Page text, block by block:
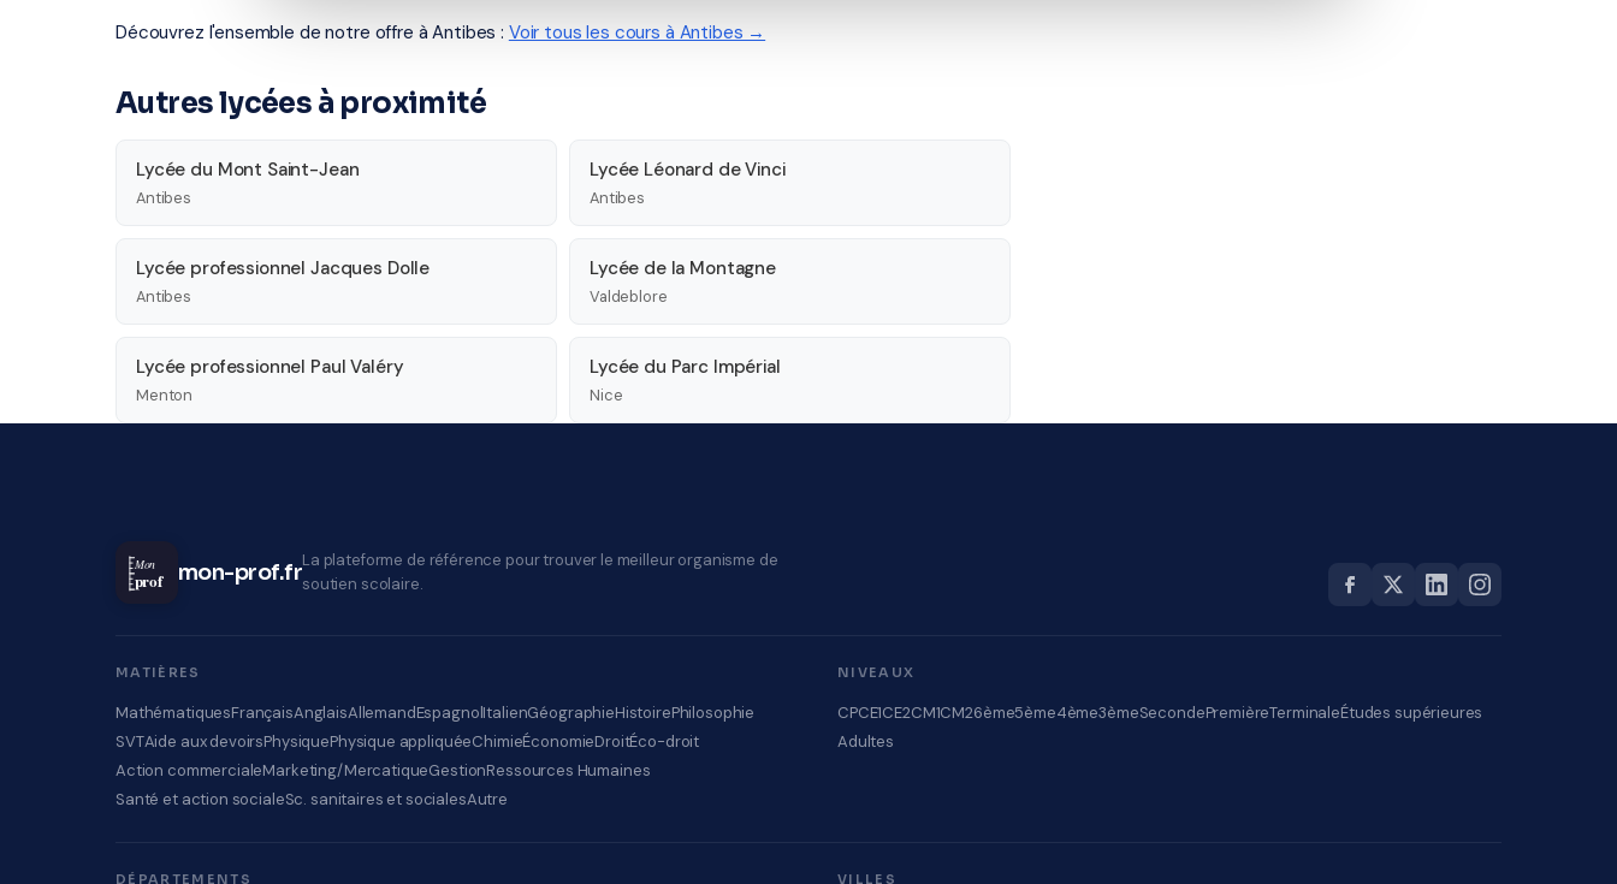
Découvrez l'ensemble de notre offre à Antibes : Voir tous les cours à Antibes →
Autres lycées à proximité
Lycée du Mont Saint-Jean
Antibes
Lycée Léonard de Vinci
Antibes
Lycée professionnel Jacques Dolle
Antibes
Lycée de la Montagne
Valdeblore
Lycée professionnel Paul Valéry
Menton
Lycée du Parc Impérial
Nice
Mon
prof mon-prof.frLa plateforme de référence pour trouver le meilleur organisme de
soutien scolaire.
MATIÈRES
MathématiquesFrançaisAnglaisAllemandEspagnolItalienGéographieHistoirePhilosophie
SVTAide aux devoirsPhysiquePhysique appliquéeChimieÉconomieDroitÉco-droit
Action commercialeMarketing/MercatiqueGestionRessources Humaines
Santé et action socialeSc. sanitaires et socialesAutre
NIVEAUX
CPCE1CE2CM1CM26ème5ème4ème3èmeSecondePremièreTerminaleÉtudes supérieures
Adultes
DÉPARTEMENTS VILLES